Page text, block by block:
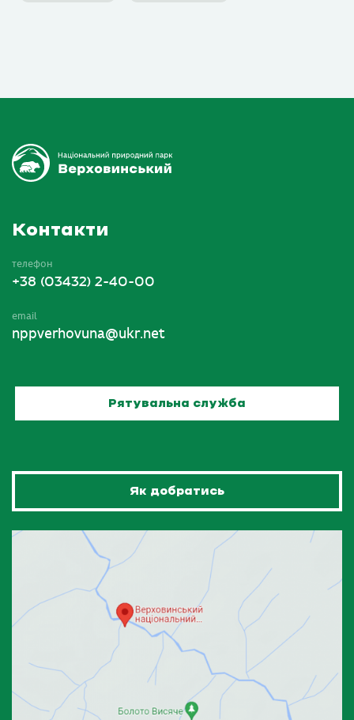
Контакти
телефон
+38 (03432) 2-40-00
email
nppverhovuna@ukr.net
Рятувальна служба
Як добратись